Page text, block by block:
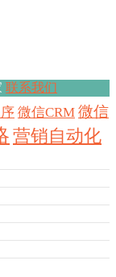
微信CRM 微信
营销自动化
联系我们